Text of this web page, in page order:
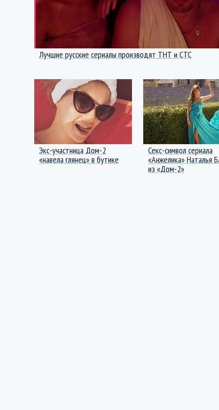
Лучшие русские сериалы производят ТНТ и СТС
Экс-участница Дом-2
«навела глянец» в бутике
Секс-символ сериала
«Анжелика» Наталья
из «Дом-2»